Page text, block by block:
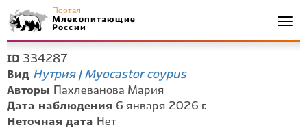
Портал
Млекопитающие
России
ID 334287
Вид Нутрия | Myocastor coypus
Авторы
Пахлеванова Мария
Дата наблюдения 6 января 2026 г.
Неточная дата Нет